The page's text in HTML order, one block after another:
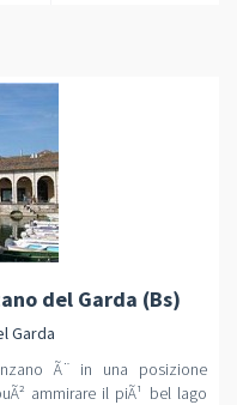
del Garda (Bs)
Garda
Ã¨ in una posizione
ammirare il piÃ¹ bel lago